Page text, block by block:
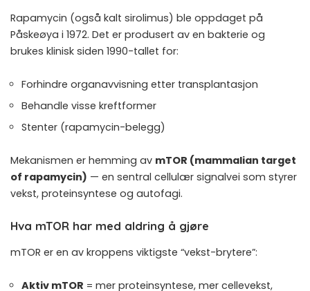
Rapamycin (også kalt sirolimus) ble oppdaget på
Påskeøya i 1972. Det er produsert av en bakterie og
brukes klinisk siden 1990-tallet for:
Forhindre organavvisning etter transplantasjon
Behandle visse kreftformer
Stenter (rapamycin-belegg)
Mekanismen er hemming av mTOR (mammalian target
of rapamycin) — en sentral cellulær signalvei som styrer
vekst, proteinsyntese og autofagi.
Hva mTOR har med aldring å gjøre
mTOR er en av kroppens viktigste “vekst-brytere”:
Aktiv mTOR = mer proteinsyntese, mer cellevekst,